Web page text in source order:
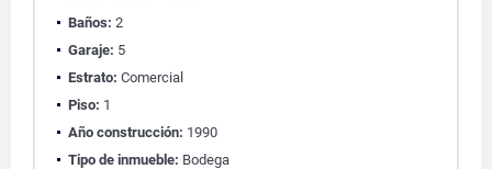
Baños: 2
Garaje: 5
Estrato: Comercial
Piso: 1
Año construcción: 1990
Tipo de inmueble: Bodega